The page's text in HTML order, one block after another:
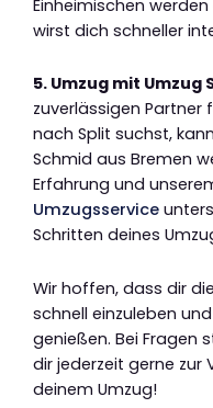
Einheimischen
wirst dich schneller
5. Umzug mit Umzug
zuverlässigen Partner
nach Split suchst,
Schmid aus Bremen
Erfahrung und
Umzugsservice
Schritten deines
Wir hoffen, dass dir
schnell einzuleben
genießen. Bei Fragen
dir jederzeit gerne zur
deinem Umzug!